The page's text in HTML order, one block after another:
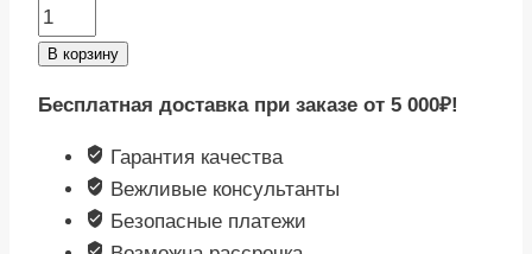
Количество
товара
Санэкс+
ЭкоСептик
В корзину
Бесплатная доставка при заказе от 5 000₽!
Гарантия качества
Вежливые консультанты
Безопасные платежи